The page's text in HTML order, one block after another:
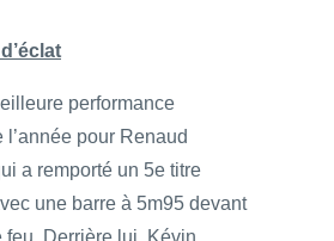
performance
l’année pour Renaud
a remporté un 5e titre
une barre à 5m95 devant
feu. Derrière lui, Kévin